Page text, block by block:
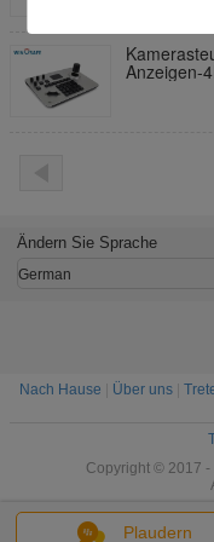
Anzeigen-
Plaudern
Ändern Sie Sprache
German
Nach Hause Über uns
Copyright © 2017 -